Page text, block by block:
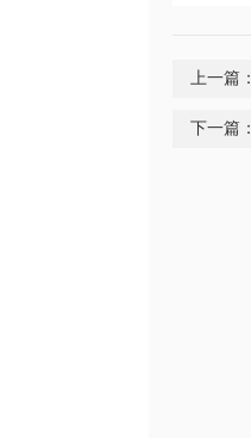
上一篇：
下一篇：